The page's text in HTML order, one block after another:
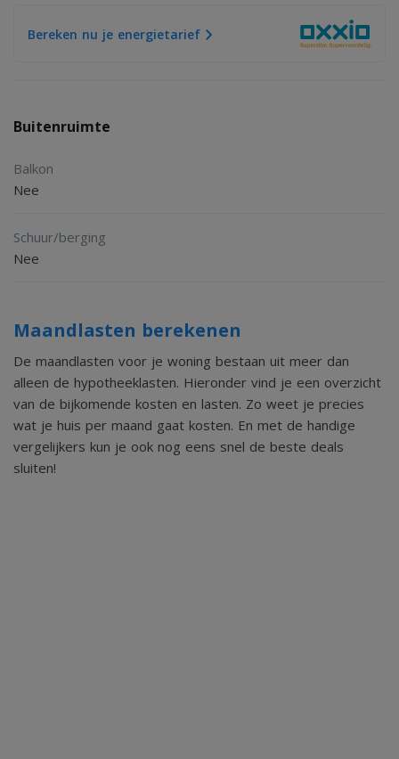
Bereken nu je energietarief
Buitenruimte
Balkon
Nee
Schuur/berging
Nee
Maandlasten berekenen
De maandlasten voor je woning bestaan uit meer dan
alleen de hypotheeklasten. Hieronder vind je een overzicht
van de bijkomende kosten en lasten. Zo weet je precies
wat je huis per maand gaat kosten. En met de handige
vergelijkers kun je ook nog eens snel de beste deals
sluiten!